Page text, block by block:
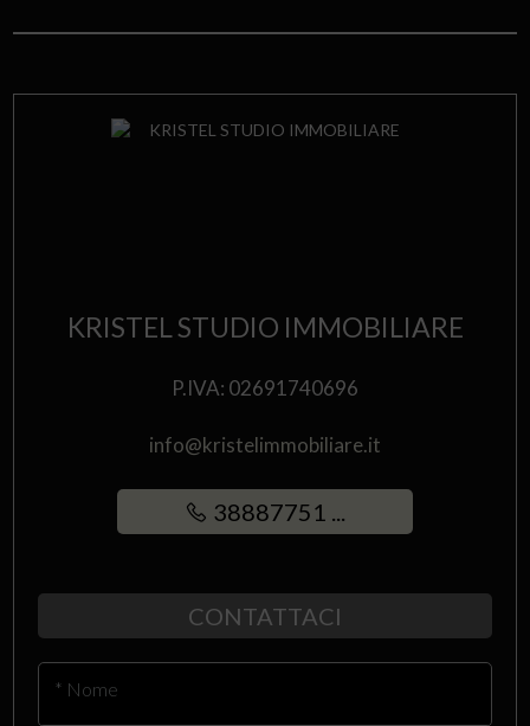
KRISTEL STUDIO IMMOBILIARE
P.IVA: 02691740696
info@kristelimmobiliare.it
38887751 ...
CONTATTACI
* Nome